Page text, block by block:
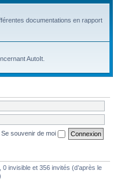
documentations en rapport
AutoIt.
Se souvenir de moi
invisible et 356 invités (d’après le